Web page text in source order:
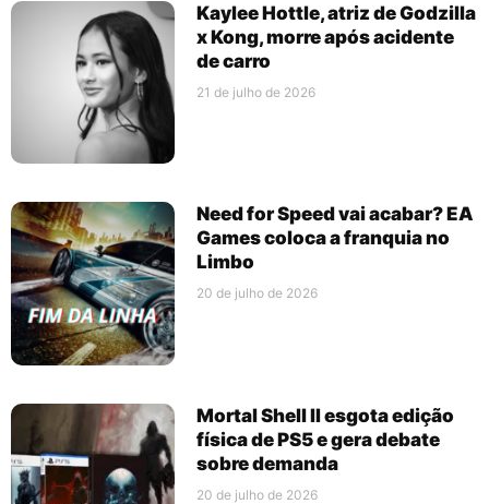
Kaylee Hottle, atriz de Godzilla
x Kong, morre após acidente
de carro
21 de julho de 2026
Need for Speed vai acabar? EA
Games coloca a franquia no
Limbo
20 de julho de 2026
Mortal Shell II esgota edição
física de PS5 e gera debate
sobre demanda
20 de julho de 2026